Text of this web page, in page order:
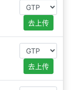
去上传
去上传